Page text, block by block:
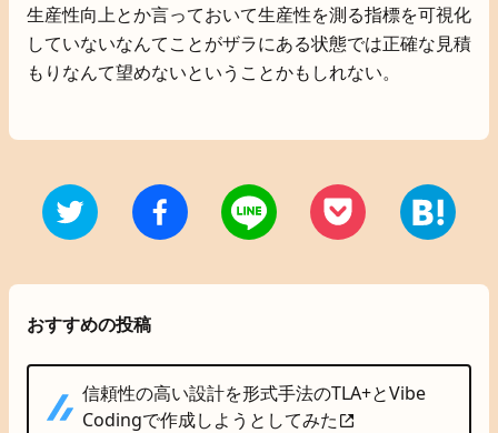
生産性向上とか言っておいて生産性を測る指標を可視化
していないなんてことがザラにある状態では正確な見積
もりなんて望めないということかもしれない。
おすすめの投稿
信頼性の高い設計を形式手法のTLA+とVibe
Codingで作成しようとしてみた